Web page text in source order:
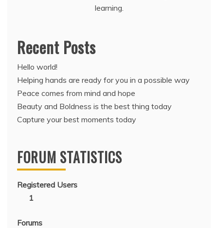
learning.
Recent Posts
Hello world!
Helping hands are ready for you in a possible way
Peace comes from mind and hope
Beauty and Boldness is the best thing today
Capture your best moments today
FORUM STATISTICS
Registered Users
1
Forums